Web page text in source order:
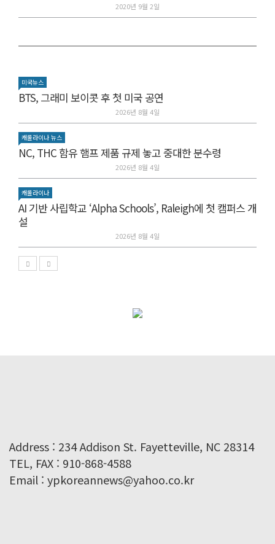
2020년 9월 2일
미국뉴스
BTS, 그래미 보이콧 후 첫 미국 공연
2026년 8월 4일
캐롤라이나 뉴스
NC, THC 함유 햄프 제품 규제 놓고 중대한 분수령
2026년 8월 4일
캐롤라이나
AI 기반 사립학교 ‘Alpha Schools’, Raleigh에 첫 캠퍼스 개
설
2026년 8월 4일
Address : 234 Addison St. Fayetteville, NC 28314
TEL, FAX : 910-868-4588
Email : ypkoreannews@yahoo.co.kr